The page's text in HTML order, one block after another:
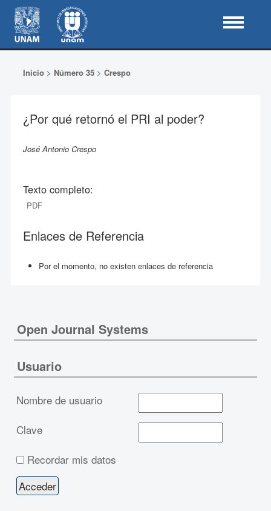
Inicio> Número 35> Crespo
¿Por qué retornó el PRI al poder?
José Antonio Crespo
Texto completo:
PDF
Enlaces de Referencia
Por el momento, no existen enlaces de referencia
Open Journal Systems
Usuario
Nombre de usuario
Clave
Recordar mis datos